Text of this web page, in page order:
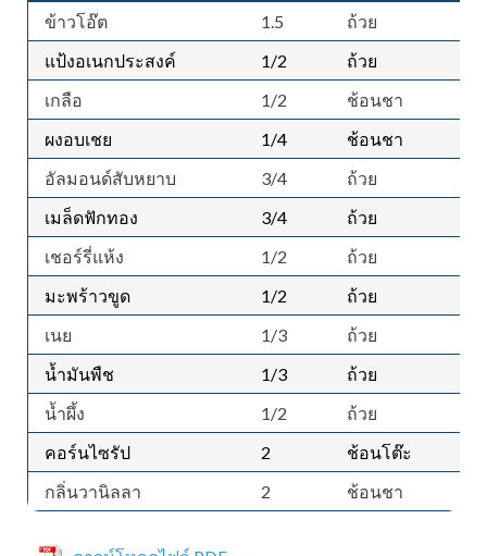
ข้าวโอ๊ต 1.5
ถ้วย
แป้งอเนกประสงค์
1/2
ถ้วย
เกลือ
1/2
ช้อนชา
ผงอบเชย
1/4
ช้อนชา
อัลมอนด์สับหยาบ
3/4
ถ้วย
เมล็ดฟักทอง
3/4
ถ้วย
เชอร์รี่แห้ง
1/2
ถ้วย
มะพร้าวขูด
1/2
ถ้วย
เนย
1/3
ถ้วย
น้ำมันพืช
1/3
ถ้วย
น้ำผึ้ง
1/2
ถ้วย
คอร์นไซรัป
2
ช้อนโต๊ะ
กลิ่นวานิลลา
2 ช้อนชา